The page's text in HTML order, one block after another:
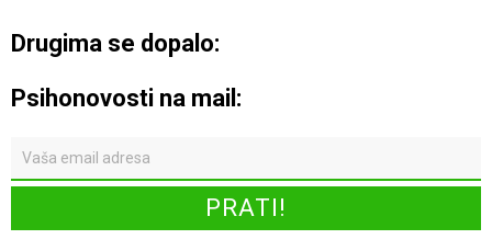
Drugima se dopalo:
Psihonovosti na mail: